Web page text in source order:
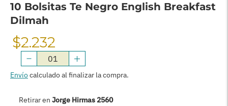
10 Bolsitas Te Negro English Breakfast
Dilmah
Precio
Normal
$2.232
Envíocalculado al finalizar la compra.
AGREGAR AL CARRITO
Retirar en Jorge Hirmas 2560